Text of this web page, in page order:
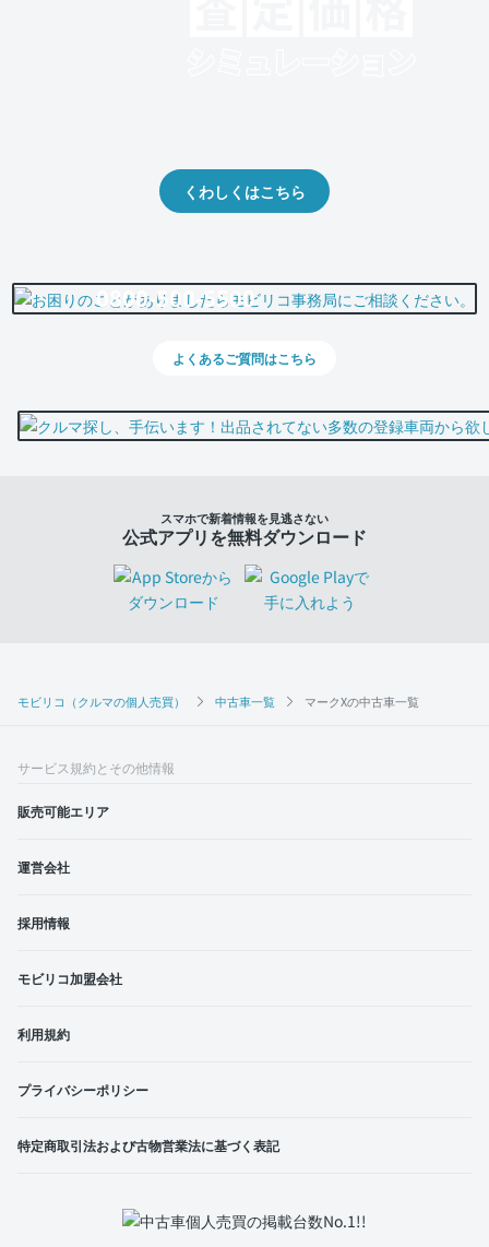
モビリコ（クルマの個人売買） 中古車一覧 マークXの中古車一覧
くわしくはこちら
0800-500-5500
よくあるご質問はこちら
スマホで新着情報を見逃さない
公式アプリを無料ダウンロード
サービス規約とその他情報
販売可能エリア
運営会社
採用情報
モビリコ加盟会社
利用規約
プライバシーポリシー
特定商取引法および古物営業法に基づく表記